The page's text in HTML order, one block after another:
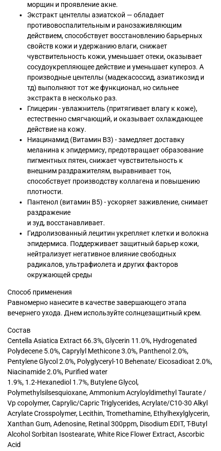
морщин и проявление акне.
Экстракт центеллы азиатской — обладает
противовоспалительным и ранозаживляющим
действием, способствует восстановлению барьерных
свойств кожи и удержанию влаги, снижает
чувствительность кожи, уменьшает отеки, оказывает
сосудоукрепляющее действие и уменьшает купероз. А
производные центеллы (мадекасоссид, азиатикозид и
тд) выполняют тот же функционал, но сильнее
экстракта в несколько раз.
Глицерин - увлажнитель (притягивает влагу к коже),
естественно смягчающий, и оказывает охлаждающее
действие на кожу.
Ниацинамид (Витамин B3) - замедляет доставку
меланина к эпидермису, предотвращает образование
пигментных пятен, снижает чувствительность к
внешним раздражителям, выравнивает тон,
способствует производству коллагена и повышению
плотности.
Пантенол (витамин В5) - ускоряет заживление, снимает
раздражение
и зуд, восстанавливает.
Гидролизованный лецитин укрепляет клетки и волокна
эпидермиса. Поддерживает защитный барьер кожи,
нейтрализует негативное влияние свободных
радикалов, ультрафиолета и других факторов
окружающей среды
Способ применения
Равномерно нанесите в качестве завершающего этапа
вечернего ухода. Днем используйте солнцезащитный крем.
Состав
Centella Asiatica Extract 66.3%, Glycerin 11.0%, Hydrogenated
Polydecene 5.0%, Caprylyl Methicone 3.0%, Рanthenol 2.0%,
Pentylene Glycol 2.0%, Polyglyceryl-10 Behenate/ Eicosadioat 2.0%,
Niacinamide 2.0%, Purified water
1.9%, 1.2-Hexanediol 1.7%, Butylene Glycol,
Polymethylsilsesquioxane, Ammonium Acryloyldimethyl Taurate /
Vp copolymer, Caprylic/Capric Triglycerides, Acrylate/C10-30 Alkyl
Acrylate Crosspolymer, Lecithin, Tromethamine, Ethylhexylglycerin,
Xanthan Gum, Adenosine, Retinal 300ppm, Disodium EDIT, T-Butyl
Alcohol Sorbitan Isostearate, White Rice Flower Extract, Ascorbic
Acid